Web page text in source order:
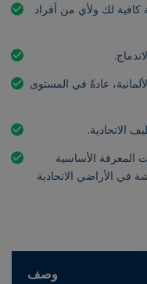
لك ولأي من أفراد
عادةً في المستوى
الاتحادية.
المعرفة الأساسية
في الأراضي الاتحادية
وصف